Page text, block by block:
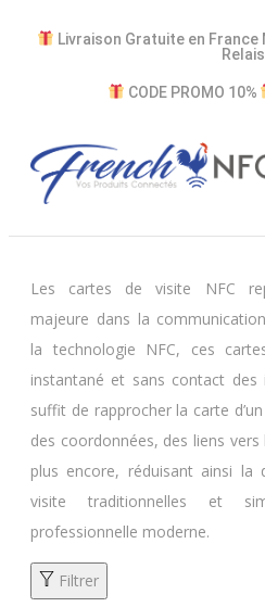
Livraison Gratuite en
Relais
CODE PROMO 10%
Les cartes de visite NFC
majeure dans la
la technologie NFC, ces
instantané et sans contact
suffit de rapprocher la carte
des coordonnées, des liens
plus encore, réduisant ainsi la
visite traditionnelles et
professionnelle moderne.
Filtrer